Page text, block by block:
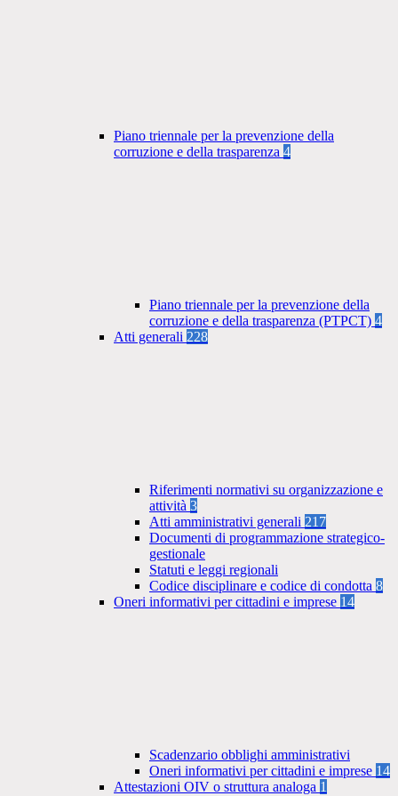
Piano triennale per la prevenzione della
corruzione e della trasparenza 4
Piano triennale per la prevenzione della
corruzione e della trasparenza (PTPCT) 4
Atti generali 228
Riferimenti normativi su organizzazione e
attività 3
Atti amministrativi generali 217
Documenti di programmazione strategico-
gestionale
Statuti e leggi regionali
Codice disciplinare e codice di condotta 8
Oneri informativi per cittadini e imprese 14
Scadenzario obblighi amministrativi
Oneri informativi per cittadini e imprese 14
Attestazioni OIV o struttura analoga 1